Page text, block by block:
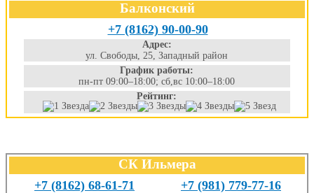
Балконский
+7 (8162) 90-00-90
Адрес:
ул. Свободы, 25, Западный район
График работы:
пн-пт 09:00–18:00; сб,вс 10:00–18:00
Рейтинг:
СК Ильмера
+7 (8162) 68-61-71 +7 (981) 779-77-16